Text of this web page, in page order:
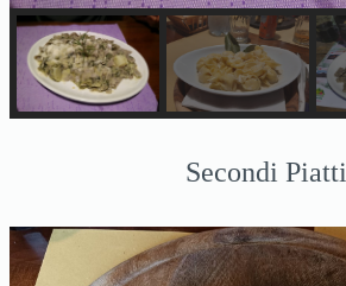
Secondi Piatti